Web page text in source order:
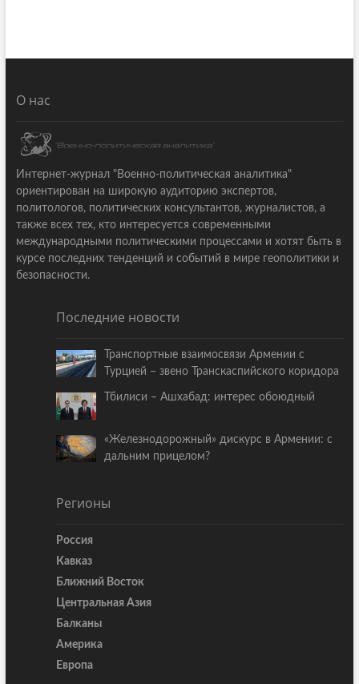
О нас
Интернет-журнал "Военно-политическая аналитика"
ориентирован на широкую аудиторию экспертов,
политологов, политических консультантов, журналистов, а
также всех тех, кто интересуется современными
международными политическими процессами и хотят быть в
курсе последних тенденций и событий в мире геополитики и
безопасности.
Последние новости
Транспортные взаимосвязи Армении с
Турцией – звено Транскаспийского коридора
Тбилиси – Ашхабад: интерес обоюдный
«Железнодорожный» дискурс в Армении: с
дальним прицелом?
Регионы
Россия
Кавказ
Ближний Восток
Центральная Азия
Балканы
Америка
Европа